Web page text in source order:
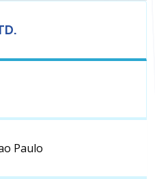
Paulo